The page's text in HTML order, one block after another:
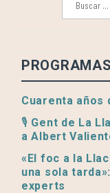
Cuarenta años
🎙️ Gent de La
a Albert
«El foc a la
una sola
experts